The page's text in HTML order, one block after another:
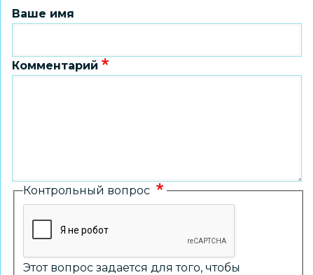
Ваше имя
Комментарий
Контрольный вопрос
Этот вопрос задается для того, чтобы